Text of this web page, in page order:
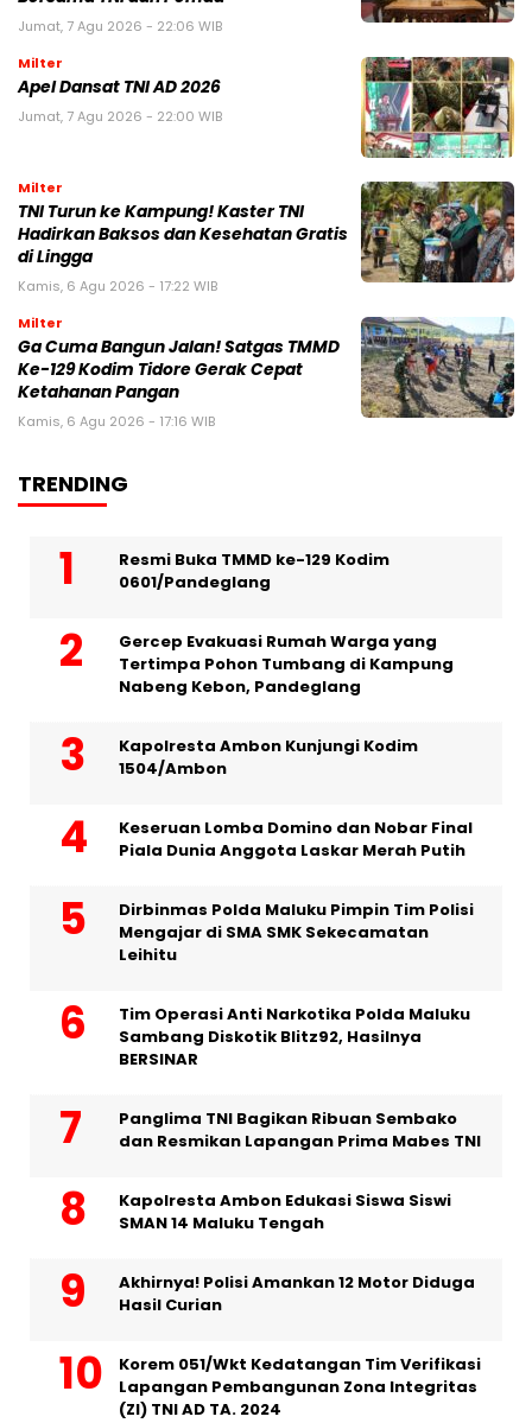
Jumat, 7 Agu 2026 - 22:06 WIB
Milter
Apel Dansat TNI AD 2026
Jumat, 7 Agu 2026 - 22:00 WIB
Milter
TNI Turun ke Kampung! Kaster TNI
Hadirkan Baksos dan Kesehatan Gratis
di Lingga
Kamis, 6 Agu 2026 - 17:22 WIB
Milter
Ga Cuma Bangun Jalan! Satgas TMMD
Ke-129 Kodim Tidore Gerak Cepat
Ketahanan Pangan
Kamis, 6 Agu 2026 - 17:16 WIB
TRENDING
Resmi Buka TMMD ke-129 Kodim
0601/Pandeglang
Gercep Evakuasi Rumah Warga yang
Tertimpa Pohon Tumbang di Kampung
Nabeng Kebon, Pandeglang
Kapolresta Ambon Kunjungi Kodim
1504/Ambon
Keseruan Lomba Domino dan Nobar Final
Piala Dunia Anggota Laskar Merah Putih
Dirbinmas Polda Maluku Pimpin Tim Polisi
Mengajar di SMA SMK Sekecamatan
Leihitu
Tim Operasi Anti Narkotika Polda Maluku
Sambang Diskotik Blitz92, Hasilnya
BERSINAR
Panglima TNI Bagikan Ribuan Sembako
dan Resmikan Lapangan Prima Mabes TNI
Kapolresta Ambon Edukasi Siswa Siswi
SMAN 14 Maluku Tengah
Akhirnya! Polisi Amankan 12 Motor Diduga
Hasil Curian
Korem 051/Wkt Kedatangan Tim Verifikasi
Lapangan Pembangunan Zona Integritas
(ZI) TNI AD TA. 2024